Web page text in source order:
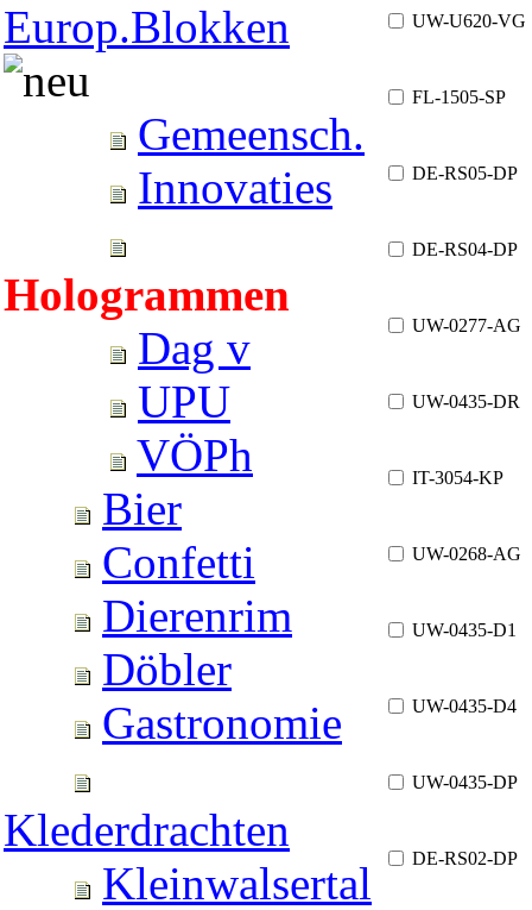
Europ.Blokken
Gemeensch.
Innovaties
Hologrammen
Dag v
UPU
VÖPh
Bier
Confetti
Dierenrim
Döbler
Gastronomie
Klederdrachten
Kleinwalsertal
UW-U620-VG
FL-1505-SP
DE-RS05-DP
DE-RS04-DP
UW-0277-AG
UW-0435-DR
IT-3054-KP
UW-0268-AG
UW-0435-D1
UW-0435-D4
UW-0435-DP
DE-RS02-DP